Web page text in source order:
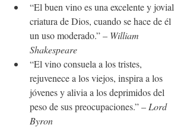
“El buen vino es una excelente y jovial
criatura de Dios, cuando se hace de él
un uso moderado.” – William
Shakespeare
“El vino consuela a los tristes,
rejuvenece a los viejos, inspira a los
jóvenes y alivia a los deprimidos del
peso de sus preocupaciones.” – Lord
Byron